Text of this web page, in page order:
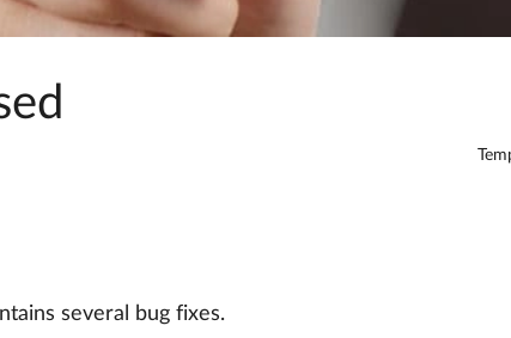
several bug fixes.